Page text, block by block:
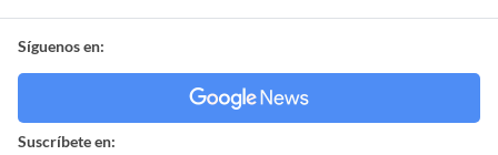
Síguenos en:
Suscríbete en: